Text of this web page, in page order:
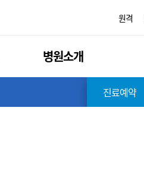
원격
병원소개
진료예약